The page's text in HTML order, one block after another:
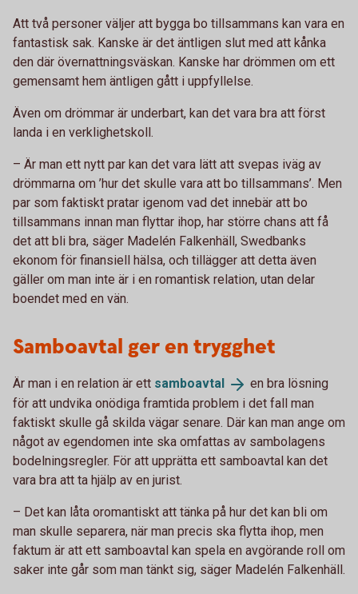
Att två personer väljer att bygga bo tillsammans kan vara en
fantastisk sak. Kanske är det äntligen slut med att kånka
den där övernattningsväskan. Kanske har drömmen om ett
gemensamt hem äntligen gått i uppfyllelse.
Även om drömmar är underbart, kan det vara bra att först
landa i en verklighetskoll.
– Är man ett nytt par kan det vara lätt att svepas iväg av
drömmarna om ’hur det skulle vara att bo tillsammans’. Men
par som faktiskt pratar igenom vad det innebär att bo
tillsammans innan man flyttar ihop, har större chans att få
det att bli bra, säger Madelén Falkenhäll, Swedbanks
ekonom för finansiell hälsa, och tillägger att detta även
gäller om man inte är i en romantisk relation, utan delar
boendet med en vän.
Samboavtal ger en trygghet
Är man i en relation är ett samboavtal
en bra lösning
för att undvika onödiga framtida problem i det fall man
faktiskt skulle gå skilda vägar senare. Där kan man ange om
något av egendomen inte ska omfattas av sambolagens
bodelningsregler. För att upprätta ett samboavtal kan det
vara bra att ta hjälp av en jurist.
– Det kan låta oromantiskt att tänka på hur det kan bli om
man skulle separera, när man precis ska flytta ihop, men
faktum är att ett samboavtal kan spela en avgörande roll om
saker inte går som man tänkt sig, säger Madelén Falkenhäll.